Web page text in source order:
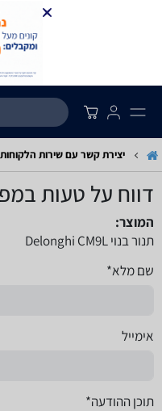
יצירת קשר עם שירות
דווח על טעות
המוצר:
תנור בנוי Delonghi CM9L
שם מלא*
אימייל
תוכן ההודעה*